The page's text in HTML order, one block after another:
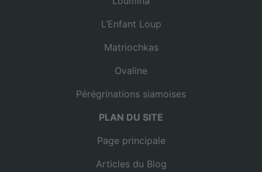
L’Enfant Loup
Matriochkas
Ovaline
Pérégrinations siamoises
PLAN DU SITE
Page principale
Articles du Blog